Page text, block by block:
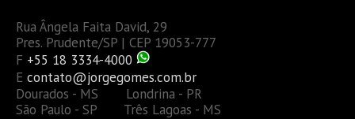
Rua Ângela Faita David, 29
Pres. Prudente/SP | CEP 19053-777
F +55 18 3334-4000
E contato@jorgegomes.com.br
Dourados - MS Londrina - PR
São Paulo - SP Três Lagoas - MS